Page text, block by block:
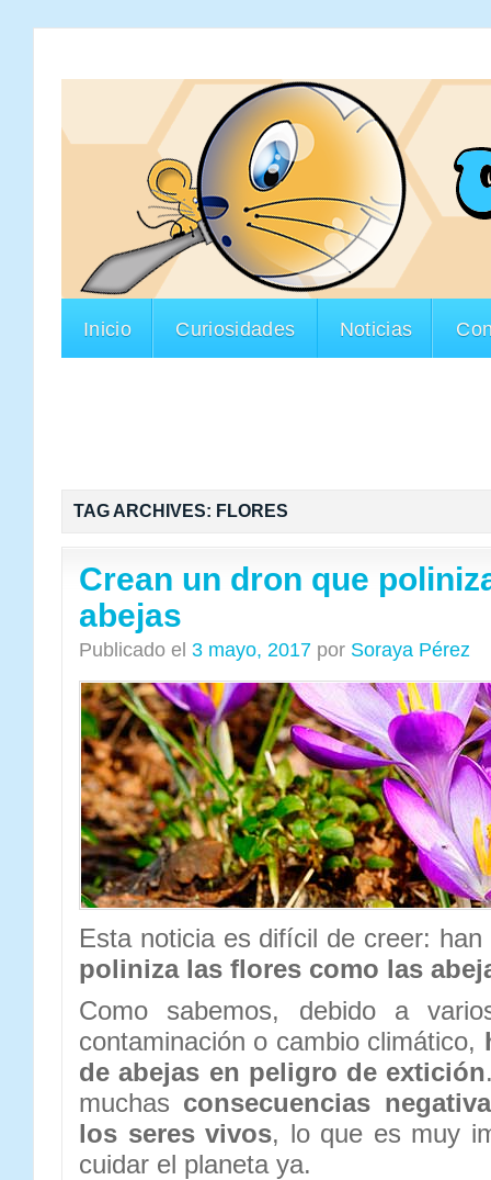
Inicio Curiosidades Noticias
TAG ARCHIVES: FLORES
Crean un dron que
abejas
Publicado el 3 mayo, 2017 por Soraya Pérez
Esta noticia es difícil de creer:
poliniza las flores como las
Como sabemos, debido a
contaminación o cambio climático,
de abejas en peligro de extición
muchas consecuencias
los seres vivos, lo que es muy
cuidar el planeta ya.